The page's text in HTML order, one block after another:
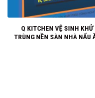
Q KITCHEN VỆ SINH KHỬ
TRÙNG NỀN SÀN NHÀ NẤU